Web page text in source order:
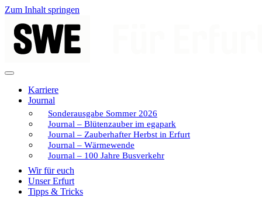
Zum Inhalt springen
Karriere
Journal
Sonderausgabe Sommer 2026
Journal – Blütenzauber im egapark
Journal – Zauberhafter Herbst in Erfurt
Journal – Wärmewende
Journal – 100 Jahre Busverkehr
Wir für euch
Unser Erfurt
Tipps & Tricks